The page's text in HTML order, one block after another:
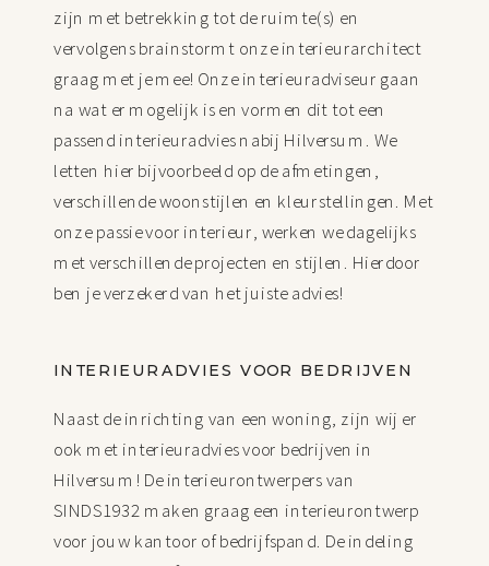
Naast de inrichting van een woning, zijn wij er
ook met interieuradvies voor bedrijven in
Hilversum! De interieurontwerpers van
SINDS1932 maken graag een interieurontwerp
voor jouw kantoor of bedrijfspand. De indeling
INTERIEURADVIES VOOR BEDRIJVEN
zijn met betrekking tot de ruimte(s) en
vervolgens brainstormt onze interieurarchitect
graag met je mee! Onze interieuradviseur gaan
na wat er mogelijk is en vormen dit tot een
passend interieuradvies nabij Hilversum. We
letten hier bijvoorbeeld op de afmetingen,
verschillende woonstijlen en kleurstellingen. Met
onze passie voor interieur, werken we dagelijks
met verschillende projecten en stijlen. Hierdoor
ben je verzekerd van het juiste advies!